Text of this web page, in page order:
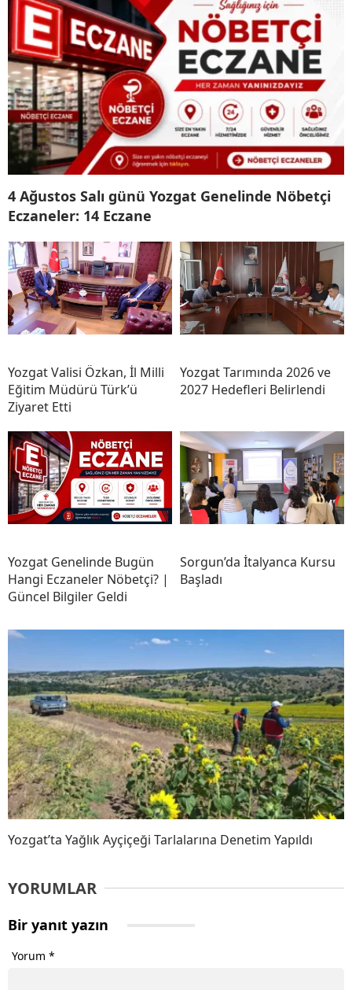
4 Ağustos Salı günü Yozgat Genelinde Nöbetçi
Eczaneler: 14 Eczane
Yozgat Valisi Özkan, İl Milli
Eğitim Müdürü Türk’ü
Ziyaret Etti
Yozgat Tarımında 2026 ve
2027 Hedefleri Belirlendi
Yozgat Genelinde Bugün
Hangi Eczaneler Nöbetçi? |
Güncel Bilgiler Geldi
Sorgun’da İtalyanca Kursu
Başladı
Yozgat’ta Yağlık Ayçiçeği Tarlalarına Denetim Yapıldı
YORUMLAR
Bir yanıt yazın
Yorum *